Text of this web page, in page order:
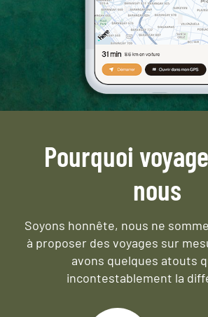
Pourquoi
nous
Soyons honnête, nous ne
à proposer des voyages sur
avons quelques atouts
incontestablement la